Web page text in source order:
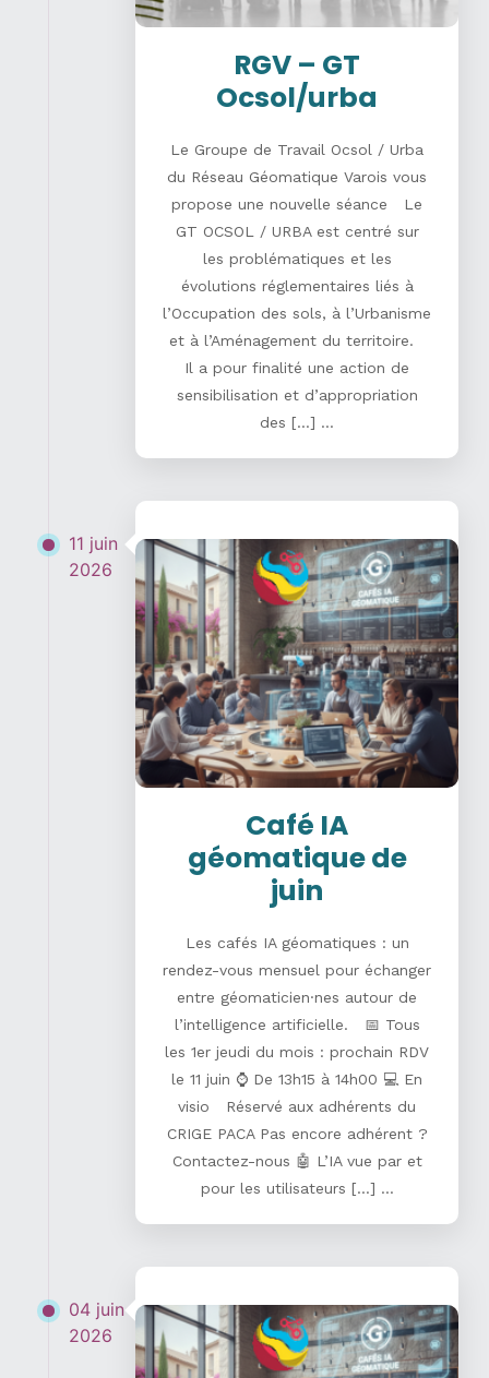
RGV – GT
Ocsol/urba
Le Groupe de Travail Ocsol / Urba
du Réseau Géomatique Varois vous
propose une nouvelle séance Le
GT OCSOL / URBA est centré sur
les problématiques et les
évolutions réglementaires liés à
l’Occupation des sols, à l’Urbanisme
et à l’Aménagement du territoire.
Il a pour finalité une action de
sensibilisation et d’appropriation
des […] ...
11 juin
2026
Café IA
géomatique de
juin
Les cafés IA géomatiques : un
rendez-vous mensuel pour échanger
entre géomaticien·nes autour de
l’intelligence artificielle. 📅 Tous
les 1er jeudi du mois : prochain RDV
le 11 juin ⌚ De 13h15 à 14h00 💻 En
visio Réservé aux adhérents du
CRIGE PACA Pas encore adhérent ?
Contactez-nous 🤖 L’IA vue par et
pour les utilisateurs […] ...
04 juin
2026